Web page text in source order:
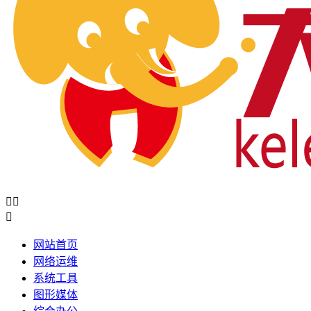
 

网站首页
网络运维
系统工具
图形媒体